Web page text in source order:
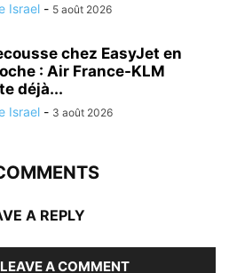
Israel - 5 août 2026
chez EasyJet en
: Air France-KLM
déjà...
Israel - 3 août 2026
A REPLY
A COMMENT